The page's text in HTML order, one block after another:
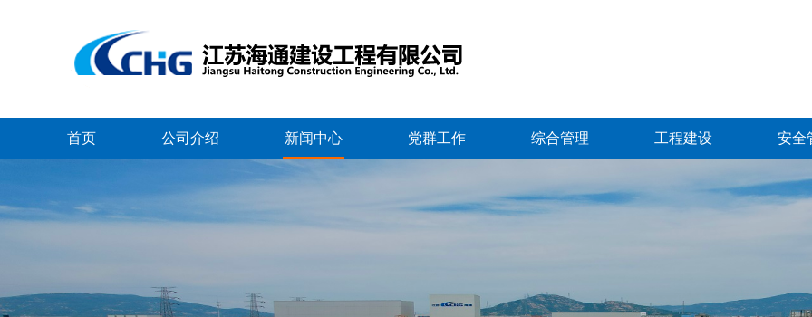
首页 公司介绍 新闻中心 党群工作 综合管理 工程建设 安全